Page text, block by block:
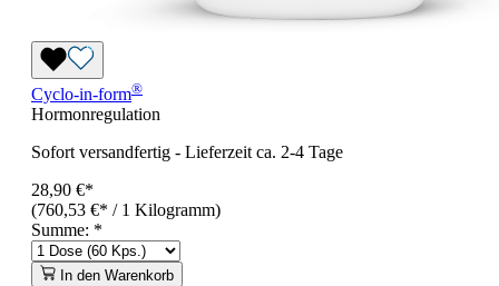
Cyclo-in-form®
Hormonregulation
Sofort versandfertig - Lieferzeit ca. 2-4 Tage
28,90 €*
(760,53 €* / 1 Kilogramm)
Summe: *
In den Warenkorb